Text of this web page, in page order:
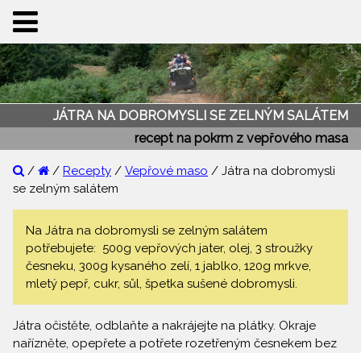
JÁTRA NA DOBROMYSLI SE ZELNÝM SALÁTEM
recept na pokrm z vepřového masa
/ / Recepty / Vepřové maso / Játra na dobromysli
se zelným salátem
Na Játra na dobromysli se zelným salátem
potřebujete: 500g vepřových jater, olej, 3 stroužky
česneku, 300g kysaného zelí, 1 jablko, 120g mrkve,
mletý pepř, cukr, sůl, špetka sušené dobromysli.
Játra očistěte, odblaňte a nakrájejte na plátky. Okraje
nařízněte, opepřete a potřete rozetřeným česnekem bez